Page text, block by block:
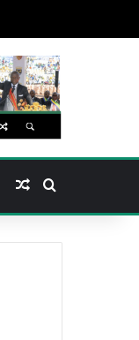
Article Aléatoire